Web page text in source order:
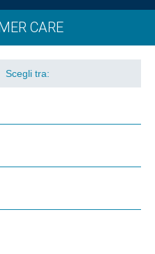
CARE